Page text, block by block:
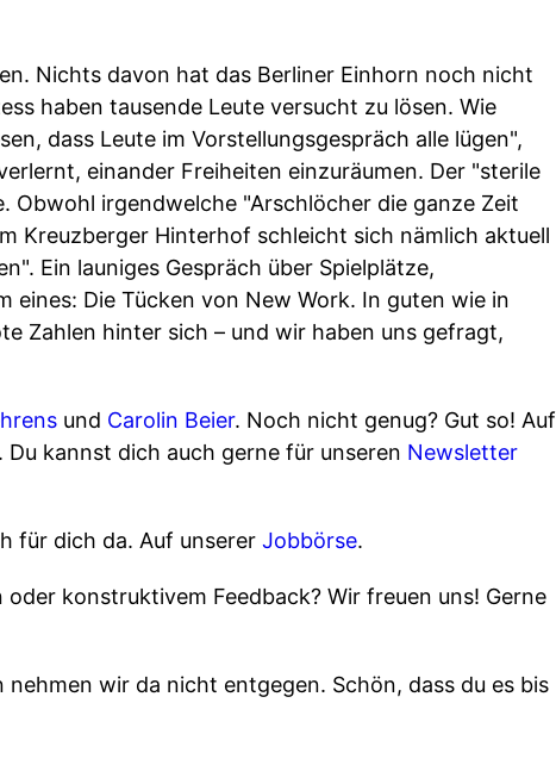
Nichts davon hat das Berliner Einhorn noch nicht
haben tausende Leute versucht zu lösen. Wie
dass Leute im Vorstellungsgespräch alle lügen",
einander Freiheiten einzuräumen. Der "sterile
Obwohl irgendwelche "Arschlöcher die ganze Zeit
Kreuzberger Hinterhof schleicht sich nämlich aktuell
Ein launiges Gespräch über Spielplätze,
eines: Die Tücken von New Work. In guten wie in
Zahlen hinter sich – und wir haben uns gefragt,
und Carolin Beier. Noch nicht genug? Gut so! Auf
kannst dich auch gerne für unseren Newsletter
für dich da. Auf unserer Jobbörse.
konstruktivem Feedback? Wir freuen uns! Gerne
wir da nicht entgegen. Schön, dass du es bis